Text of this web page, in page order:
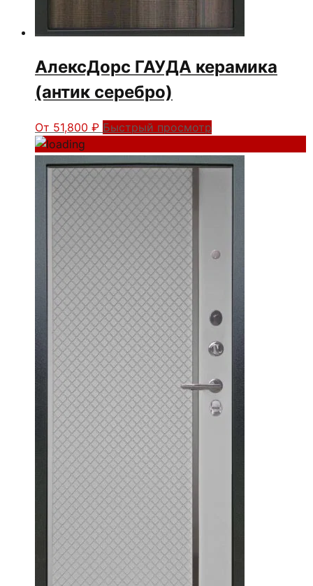
АлексДорс ГАУДА керамика
(антик серебро)
От 51,800 ₽ Быстрый просмотр